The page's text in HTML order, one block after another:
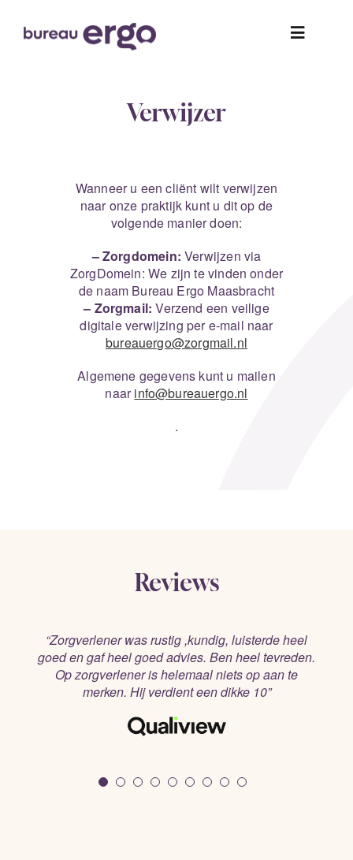
content
Toggle
Volwassenen & Ouderen
Verwijzer
Wanneer u een cliënt wilt verwijzen
naar onze praktijk kunt u dit op de
volgende manier doen:
– Zorgdomein:Verwijzen via
ZorgDomein: We zijn te vinden onder
de naam Bureau Ergo Maasbracht
– Zorgmail:Verzend een veilige
digitale verwijzing per e-mail naar
bureauergo@zorgmail.nl
Algemene gegevens kunt u mailen
naarinfo@bureauergo.nl
.
Reviews
“Zorgverlener was rustig ,kundig, luisterde heel
goed en gaf heel goed advies. Ben heel tevreden.
Op zorgverlener is helemaal niets op aan te
merken. Hij verdient een dikke 10”
“Het was een hele open en fijne samenwerking
waarbij het doel voor ogen werd gehouden en er
ook kritisch werd gekeken naar de balans
inspanning-resultaat voor onze dochter.”